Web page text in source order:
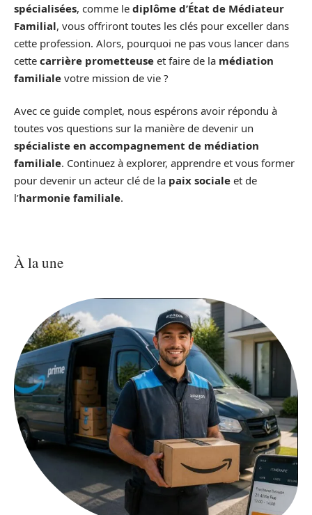
spécialisées, comme le diplôme d’État de Médiateur
Familial, vous offriront toutes les clés pour exceller dans
cette profession. Alors, pourquoi ne pas vous lancer dans
cette carrière prometteuse et faire de la médiation
familiale votre mission de vie ?
Avec ce guide complet, nous espérons avoir répondu à
toutes vos questions sur la manière de devenir un
spécialiste en accompagnement de médiation
familiale. Continuez à explorer, apprendre et vous former
pour devenir un acteur clé de la paix sociale et de
l’harmonie familiale.
À la une